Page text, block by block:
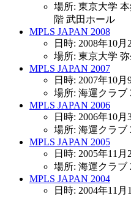
場所: 東京大学
階 武田ホール
MPLS JAPAN 2008
日時: 2008年10
場所: 東京大学
MPLS JAPAN 2007
日時: 2007年10
場所: 海運クラブ
MPLS JAPAN 2006
日時: 2006年10
場所: 海運クラブ
MPLS JAPAN 2005
日時: 2005年11
場所: 海運クラブ
MPLS JAPAN 2004
日時: 2004年11